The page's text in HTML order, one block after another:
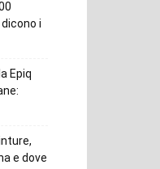
i
Epiq
e dove